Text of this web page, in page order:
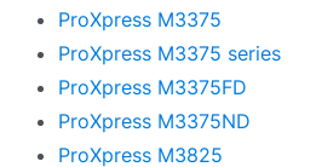
ProXpress M3375
ProXpress M3375 series
ProXpress M3375FD
ProXpress M3375ND
ProXpress M3825